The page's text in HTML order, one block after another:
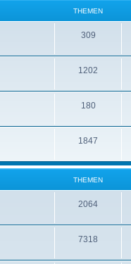
THEMEN
309
1202
180
1847
THEMEN
2064
7318